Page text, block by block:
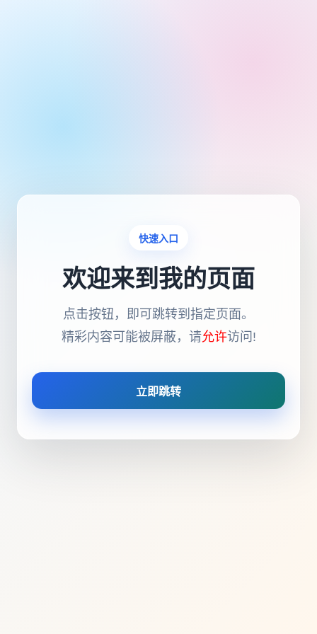
快速入口
欢迎来到我的页面
点击按钮，即可跳转到指定页面。
精彩内容可能被屏蔽，请允许访问!
立即跳转